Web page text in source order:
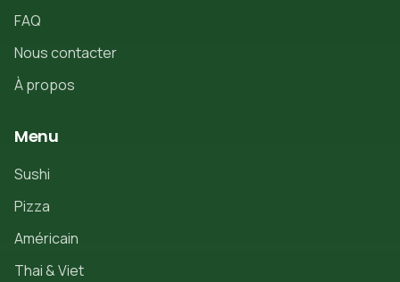
FAQ
Nous contacter
À propos
Menu
Sushi
Pizza
Américain
Thai & Viet